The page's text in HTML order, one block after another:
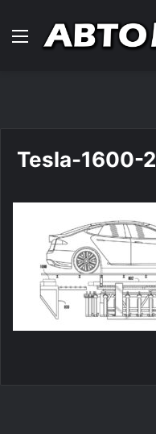
Навигација
Tesla-1600-2